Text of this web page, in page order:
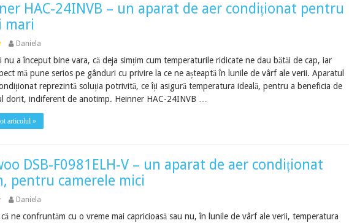
HAC-24INVB – un aparat de aer condiționat pentru
mari
Daniela
nu a început bine vara, că deja simțim cum temperaturile ridicate ne dau bătăi de cap, iar
mă pune serios pe gânduri cu privire la ce ne așteaptă în lunile de vârf ale verii. Aparatul
reprezintă soluția potrivită, ce îți asigură temperatura ideală, pentru a beneficia de
dorit, indiferent de anotimp. Heinner HAC-24INVB …
articolul »
DSB-F0981ELH-V – un aparat de aer condiționat
pentru camerele mici
Daniela
că ne confruntăm cu o vreme mai capricioasă sau nu, în lunile de vârf ale verii, temperatura